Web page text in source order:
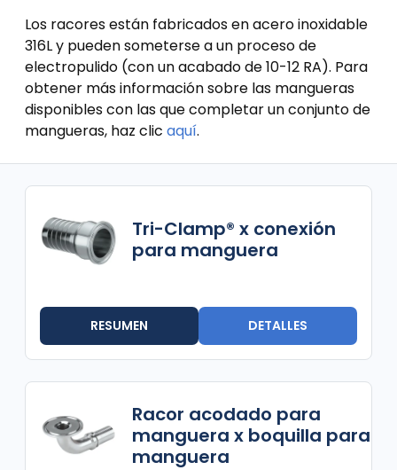
Los racores están fabricados en acero inoxidable
316L y pueden someterse a un proceso de
electropulido (con un acabado de 10-12 RA). Para
obtener más información sobre las mangueras
disponibles con las que completar un conjunto de
mangueras, haz clic aquí.
Tri-Clamp® x conexión
para manguera
RESUMEN DETALLES
Racor acodado para
manguera x boquilla para
manguera